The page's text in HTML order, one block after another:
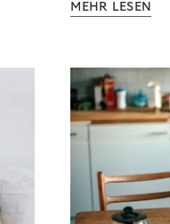
im D2C-Bereich.
MEHR LESEN